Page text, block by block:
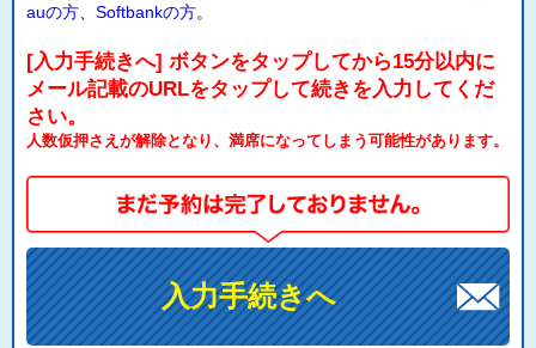
auの方
Softbankの方。
[入力手続きへ] ボタンをタップしてから15分以内に
メール記載のURLをタップして続きを入力してくだ
さい。
人数仮押さえが解除となり、満席になってしまう可能性があります。
入力手続きへ